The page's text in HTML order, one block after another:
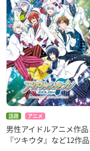
話題 アニメ
男性アイドルアニメ作
『ツキウタ』など12作品